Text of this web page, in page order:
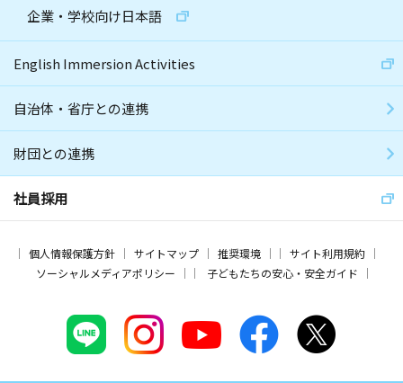
企業・学校向け日本語
English Immersion Activities
自治体・省庁との連携
財団との連携
社員採用
個人情報保護方針 サイトマップ 推奨環境
サイト利用規約
ソーシャルメディアポリシー
子どもたちの安心・安全ガイド